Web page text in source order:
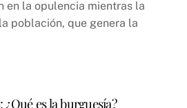
en la opulencia mientras la
población, que genera la
es la burguesía?